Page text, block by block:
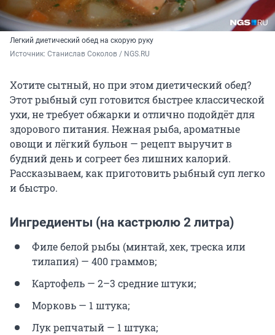
Легкий диетический обед на скорую руку
Источник: Станислав Соколов / NGS.RU
Хотите сытный, но при этом диетический обед?
Этот рыбный суп готовится быстрее классической
ухи, не требует обжарки и отлично подойдёт для
здорового питания. Нежная рыба, ароматные
овощи и лёгкий бульон — рецепт выручит в
будний день и согреет без лишних калорий.
Рассказываем, как приготовить рыбный суп легко
и быстро.
Ингредиенты (на кастрюлю 2 литра)
Филе белой рыбы (минтай, хек, треска или
тилапия) — 400 граммов;
Картофель — 2–3 средние штуки;
Морковь — 1 штука;
Лук репчатый — 1 штука;